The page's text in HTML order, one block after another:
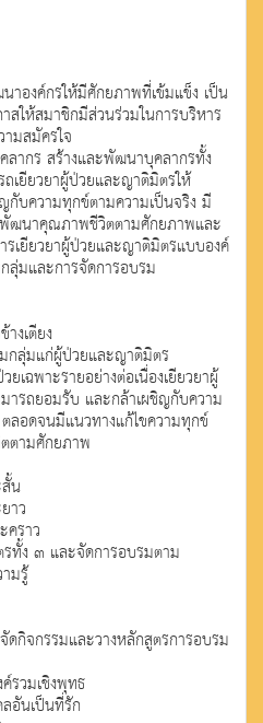
องค์กรให้มีศักยภาพที่เข้มแข็ง เป็น
สให้สมาชิกมีส่วนร่วมในการบริหาร
มสมัครใจ
ากร สร้างและพัฒนาบุคลากรทั้ง
เยียวยาผู้ป่วยและญาติมิตรให้
กับความทุกข์ตามความเป็นจริง มี
ฒนาคุณภาพชีวิตตามศักยภาพและ
เยียวยาผู้ป่วยและญาติมิตรแบบองค์
ลุ่มและการจัดการอบรม
งเตียง
กลุ่มแก่ผู้ป่วยและญาติมิตร
เฉพาะรายอย่างต่อเนื่องเยียวยาผู้
ารถยอมรับ และกล้าเผชิญกับความ
ลอดจนมีแนวทางแก้ไขความทุกข์
ามศักยภาพ
น
าว
ราว
ทั้ง ๓ และจัดการอบรมตาม
มรู้
ดกิจกรรมและวางหลักสูตรการอบรม
รวมเชิงพุทธ
อันเป็นที่รัก